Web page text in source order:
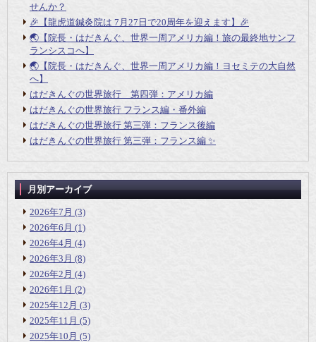
せんか？
🎉【龍虎道鍼灸院は 7月27日で20周年を迎えます】🎉
🌏【院長・はだきんぐ、世界一周アメリカ編！旅の最終地サンフ
ランシスコへ】
🌏【院長・はだきんぐ、世界一周アメリカ編！ヨセミテの大自然
へ】
はだきんぐの世界旅行 第四弾：アメリカ編
はだきんぐの世界旅行 フランス編・番外編
はだきんぐの世界旅行 第三弾：フランス後編
はだきんぐの世界旅行 第三弾：フランス編 ✨
月別アーカイブ
2026年7月 (3)
2026年6月 (1)
2026年4月 (4)
2026年3月 (8)
2026年2月 (4)
2026年1月 (2)
2025年12月 (3)
2025年11月 (5)
2025年10月 (5)